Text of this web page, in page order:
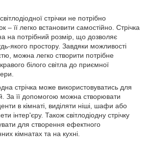
стрічки не потрібно
– її легко встановити самостійно. Стрічка
на потрібний розмір, що дозволяє
якого простору. Завдяки можливості
можна легко створити потрібне
білого світла до приємної
стрічка може використовуватись для
За її допомогою можна створювати
в кімнаті, виділяти ніші, шафи або
інтер'єру. Також світлодіодну стрічку
для створення ефектного
кімнатах та на кухні.